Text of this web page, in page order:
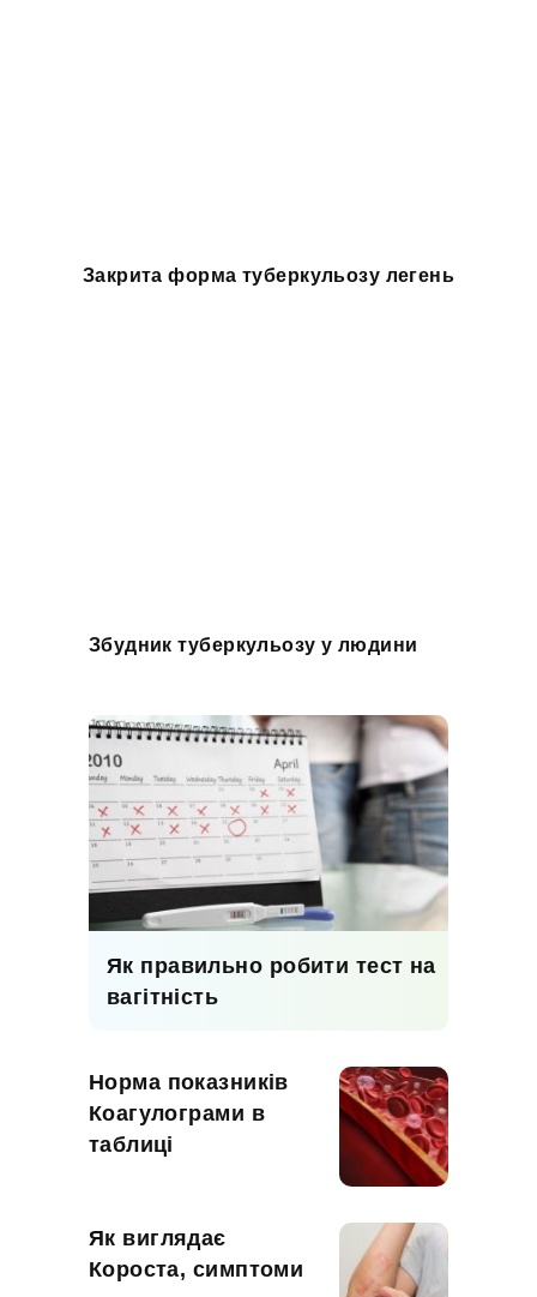
Закрита форма туберкульозу легень
Збудник туберкульозу у людини
Як правильно робити тест на
вагітність
Норма показників
Коагулограми в
таблиці
Як виглядає
Короста, симптоми